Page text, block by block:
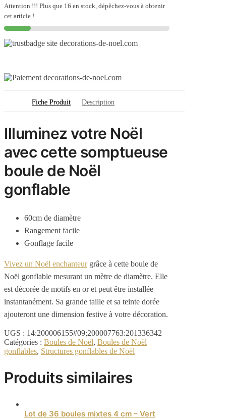
-
Flocon
or
Attention !!! Plus que 16 en stock, dépêchez-vous à obtenir
cet article !
Fiche Produit Description
Illuminez votre Noël
avec cette somptueuse
boule de Noël
gonflable
60cm de diamètre
Rangement facile
Gonflage facile
Vivez un Noël enchanteurgrâce à cette boule de
Noël gonflable mesurant un mètre de diamètre. Elle
est décorée de motifs en or et peut être installée
instantanément. Sa grande taille et sa teinte dorée
ajouteront une dimension festive à votre décoration.
UGS : 14:200006155#09;200007763:201336342
Catégories : Boules de Noël, Boules de Noël
gonflables, Structures gonflables de Noël
Produits similaires
Lot de 36 boules mixtes 4 cm – Vert